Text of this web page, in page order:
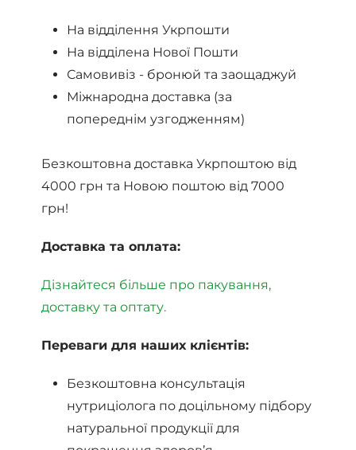
На відділення Укрпошти
На відділена Нової Пошти
Самовивіз - бронюй та заощаджуй
Міжнародна доставка (за
попереднім узгодженням)
Безкоштовна доставка Укрпоштою від
4000 грн та Новою поштою від 7000
грн!
Доставка та оплата:
Дізнайтеся більше про пакування,
доставку та оптату.
Переваги для наших клієнтів:
Безкоштовна консультація
нутриціолога по доцільному підбору
натуральної продукції для